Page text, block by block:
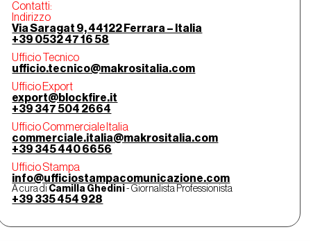
Contatti:
Indirizzo
Via Saragat 9, 44122 Ferrara – Italia
+39 0532 47 16 58
Ufficio Tecnico
ufficio.tecnico@makrositalia.com
Ufficio Export
export@blockfire.it
+39 347 504 2664
Ufficio Commerciale Italia
commerciale.italia@makrositalia.com
+39 345 440 6656
Ufficio Stampa
info@ufficiostampacomunicazione.com
A cura di Camilla Ghedini- Giornalista Professionista
+39 335 454 928